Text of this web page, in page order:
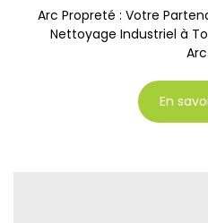
Arc Propreté : Votre
Nettoyage Industriel à
En